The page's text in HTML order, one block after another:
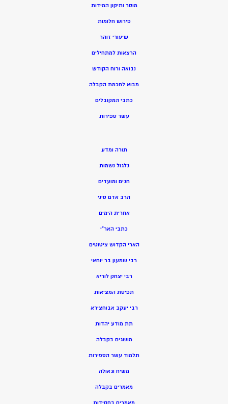
מוסר ותיקון המידות
פירוש חלומות
שיעורי זוהר
הרצאות למתחילים
נבואה ורוח הקודש
מבוא לחכמת הקבלה
כתבי המקובלים
עשר ספירות
תורה ומדע
גלגול נשמות
חגים ומועדים
הרב אדם סיני
אחרית הימים
כתבי האר”י
הארי הקדוש ציטוטים
רבי שמעון בר יוחאי
רבי יצחק לוריא
תפיסת המציאות
רבי יעקב אבוחצירא
תת מודע יהדות
מושגים בקבלה
תלמוד עשר הספירות
משיח וגאולה
מאמרים בקבלה